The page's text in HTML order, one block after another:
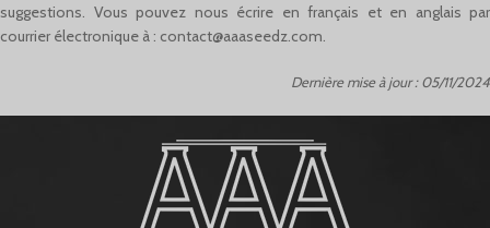
suggestions. Vous pouvez nous écrire en français et en anglais par
courrier électronique à : contact@aaaseedz.com.
Dernière mise à jour : 05/11/2024